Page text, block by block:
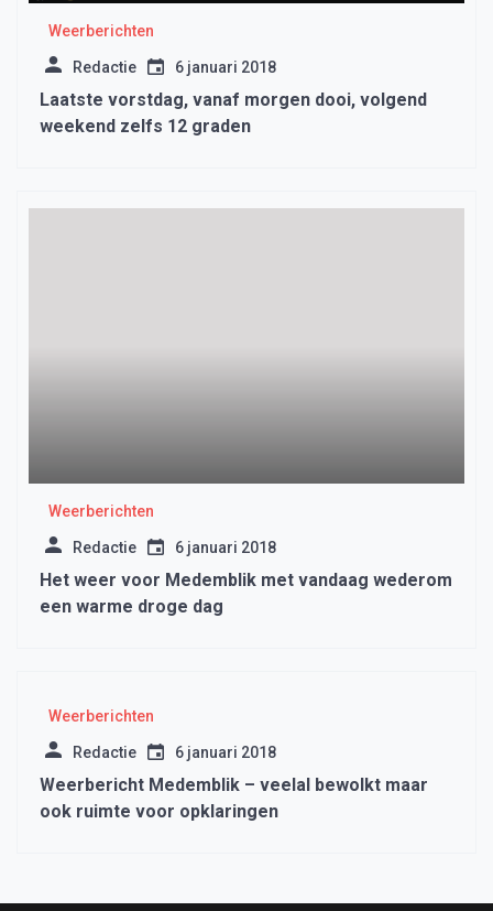
Weerberichten
Redactie 6 januari 2018
Laatste vorstdag, vanaf morgen dooi, volgend
weekend zelfs 12 graden
Weerberichten
Redactie 6 januari 2018
Het weer voor Medemblik met vandaag wederom
een warme droge dag
Weerberichten
Redactie 6 januari 2018
Weerbericht Medemblik – veelal bewolkt maar
ook ruimte voor opklaringen